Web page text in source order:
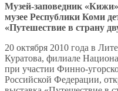
Музей-заповедник
музее Республики Коми
«Путешествие в страну
20 октября 2010 года в
Куратова, филиале
при участии Финно-
Российской Федерации,